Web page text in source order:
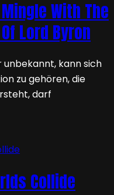
With The
Lord Byron
unbekannt, kann sich
zu gehören, die
darf
Collide